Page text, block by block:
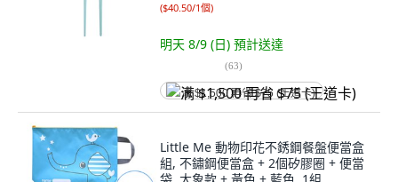
($40.50/1個)
明天 8/9 (日) 預計送達
(63)
满 $1,500 再省 $75 (王道卡)
Little Me 動物印花不銹鋼餐盤便當盒
組, 不鏽鋼便當盒 + 2個矽膠圈 + 便當